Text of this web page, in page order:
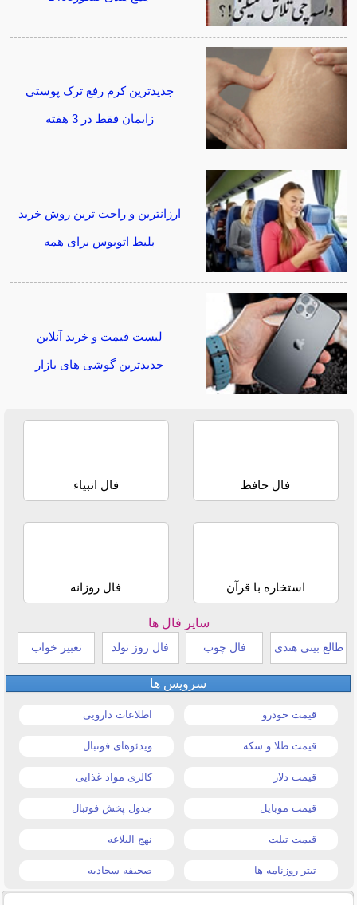
جدیدترین کرم رفع ترک پوستی
زایمان فقط در 3 هفته
ارزانترین و راحت ترین روش خرید
بلیط اتوبوس برای همه
لیست قیمت و خرید آنلاین
جدیدترین گوشی های بازار
فال حافظ فال انبیاء
استخاره با قرآن فال روزانه
سایر فال ها
طالع بینی هندی فال چوب فال روز تولد تعبیر خواب
سرویس ها
قیمت خودرو اطلاعات دارویی
قیمت طلا و سکه ویدئوهای فوتبال
قیمت دلار کالری مواد غذایی
قیمت موبایل جدول پخش فوتبال
قیمت تبلت نهج البلاغه
تیتر روزنامه ها صحیفه سجادیه